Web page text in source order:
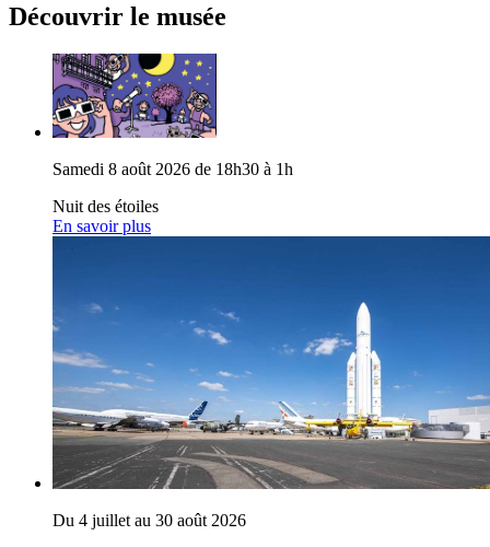
Découvrir le musée
Samedi 8 août 2026 de 18h30 à 1h
Nuit des étoiles
En savoir plus
Du 4 juillet au 30 août 2026